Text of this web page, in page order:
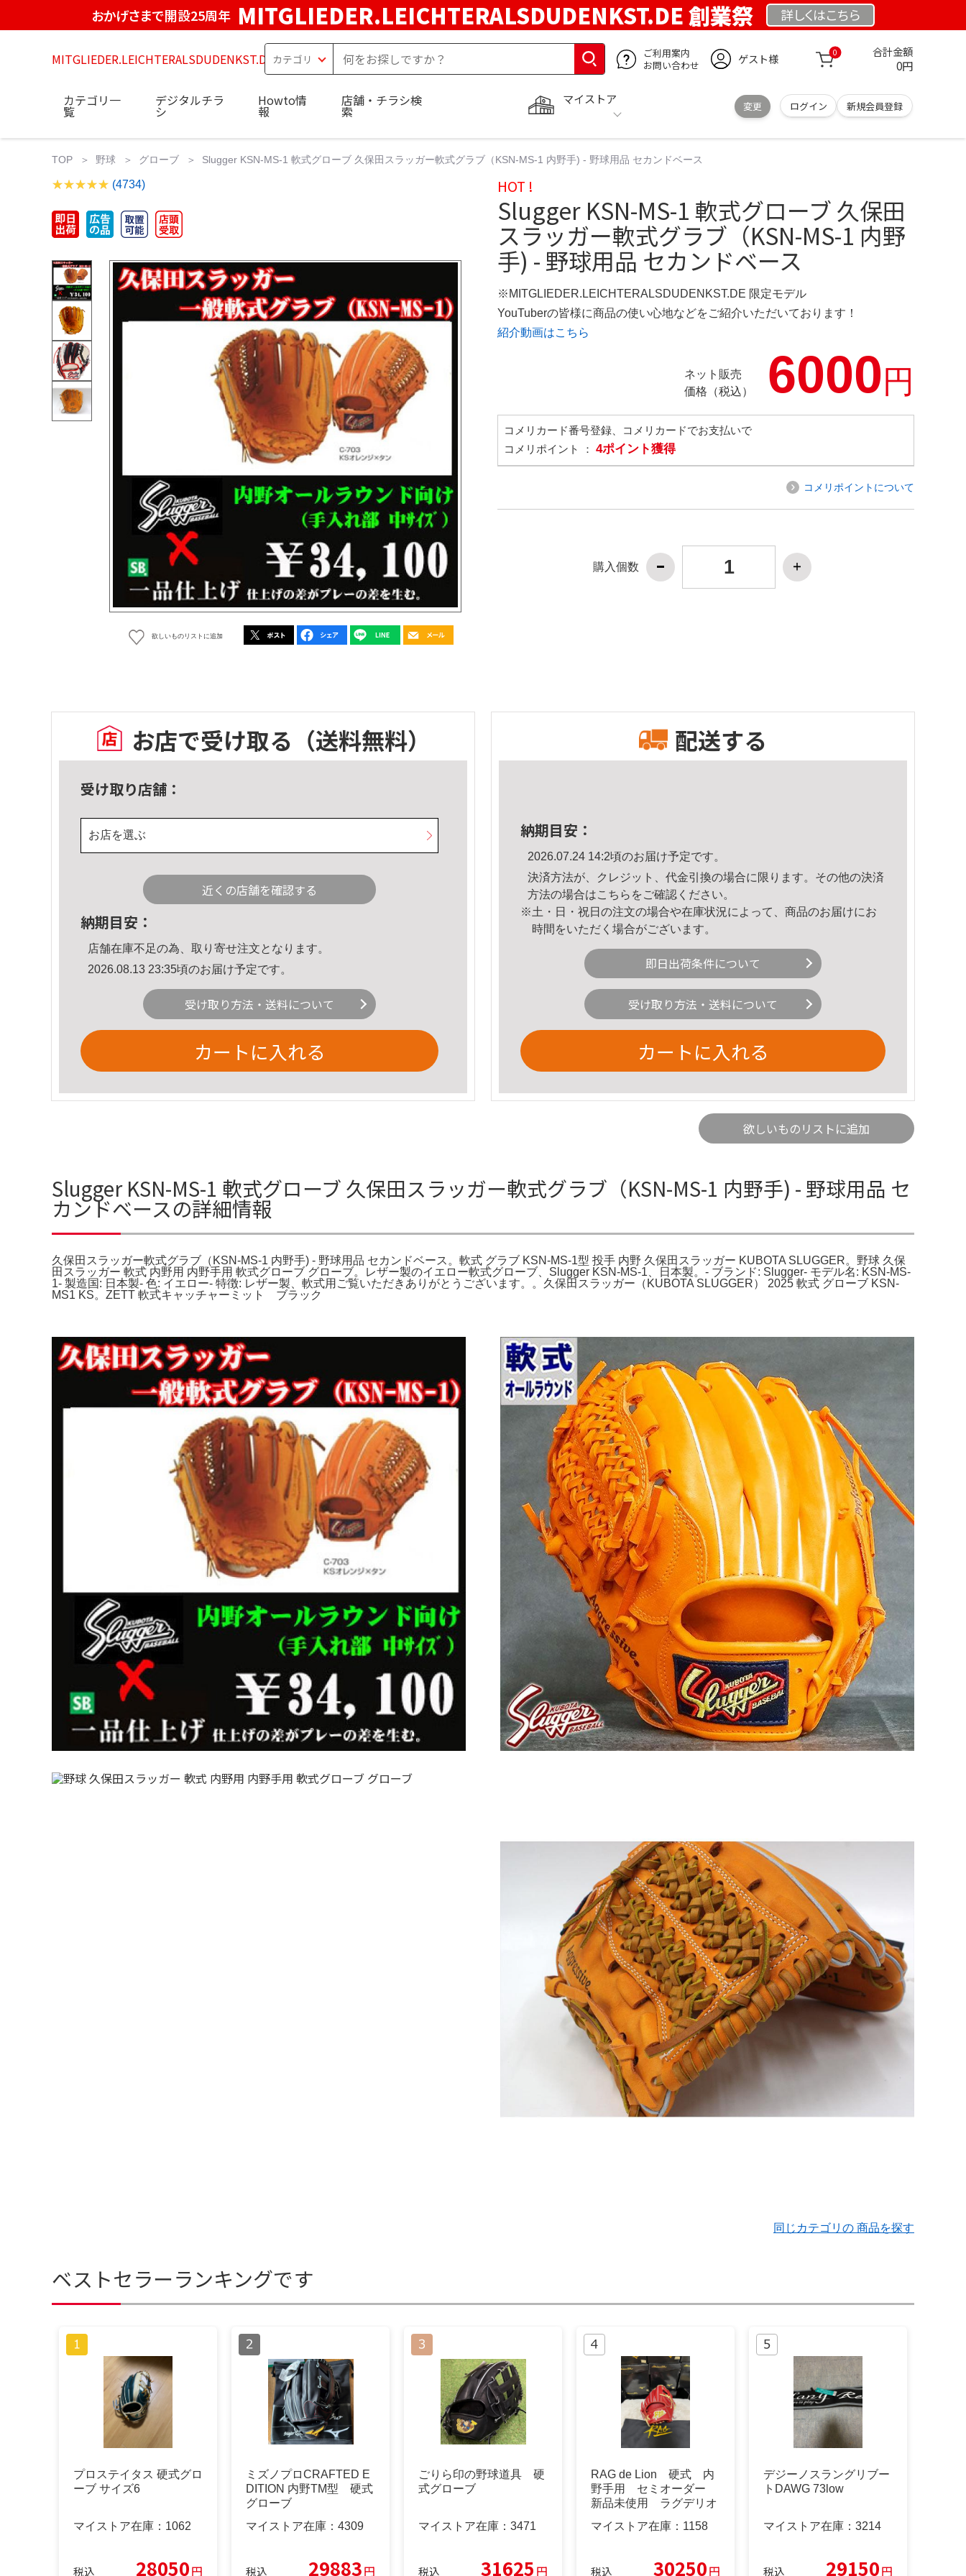
おかげさまで開設25周年 MITGLIEDER.LEICHTERALSDUDENKST.DE 創業祭 詳しくはこちら
MITGLIEDER.LEICHTERALSDUDENKST.DE
ご利用案内
お問い合わせ
ゲスト様 0 合計金額
0円
マイストア
変更 ログイン 新規会員登録
カテゴリ一
覧
デジタルチラ
シ
Howto情
報
店舗・チラシ検
索
TOP 野球 グローブ Slugger KSN-MS-1 軟式グローブ 久保田スラッガー軟式グラブ（KSN-MS-1 内野手) - 野球用品 セカンドベース
(4734)
欲しいものリストに追加
HOT !
Slugger KSN-MS-1 軟式グローブ 久保田
スラッガー軟式グラブ（KSN-MS-1 内野
手) - 野球用品 セカンドベース
※MITGLIEDER.LEICHTERALSDUDENKST.DE 限定モデル
YouTuberの皆様に商品の使い心地などをご紹介いただいております！
紹介動画はこちら
ネット販売
価格（税込）
6000円
コメリカード番号登録、コメリカードでお支払いで
コメリポイント ： 4ポイント獲得
コメリポイントについて
購入個数
お店で受け取る （送料無料）
受け取り店舗：
お店を選ぶ
近くの店舗を確認する
納期目安：
店舗在庫不足の為、取り寄せ注文となります。
2026.08.13 23:35頃のお届け予定です。
受け取り方法・送料について
カートに入れる
配送する
納期目安：
2026.07.24 14:2頃のお届け予定です。
決済方法が、クレジット、代金引換の場合に限ります。その他の決済
方法の場合はこちら をご確認ください。
※土・日・祝日の注文の場合や在庫状況によって、商品のお届けにお
時間をいただく場合がございます。
即日出荷条件について
受け取り方法・送料について
カートに入れる
欲しいものリストに追加
Slugger KSN-MS-1 軟式グローブ 久保田スラッガー軟式グラブ（KSN-MS-1 内野手) - 野球用品 セ
カンドベースの詳細情報
久保田スラッガー軟式グラブ（KSN-MS-1 内野手) - 野球用品 セカンドベース。軟式 グラブ KSN-MS-1型 投手 内野 久保田スラッガー KUBOTA SLUGGER。野球 久保
田スラッガー 軟式 内野用 内野手用 軟式グローブ グローブ。レザー製のイエロー軟式グローブ、Slugger KSN-MS-1、日本製。- ブランド: Slugger- モデル名: KSN-MS-
1- 製造国: 日本製- 色: イエロー- 特徴: レザー製、軟式用ご覧いただきありがとうございます。。久保田スラッガー（KUBOTA SLUGGER） 2025 軟式 グローブ KSN-
MS1 KS。ZETT 軟式キャッチャーミット ブラック
同じカテゴリの 商品を探す
ベストセラーランキングです
プロステイタス 硬式グロ
ーブ サイズ6
マイストア在庫： 1062
税込 28050円
ミズノプロCRAFTED E
DITION 内野TM型 硬式
グローブ
マイストア在庫： 4309
税込 29883円
ごりら印の野球道具 硬
式グローブ
マイストア在庫： 3471
税込 31625 円
RAG de Lion 硬式 内
野手用 セミオーダー
新品未使用 ラグデリオ
マイストア在庫： 1158
税込 30250円
デジーノスラングリブー
トDAWG 73low
マイストア在庫： 3214
税込 29150円